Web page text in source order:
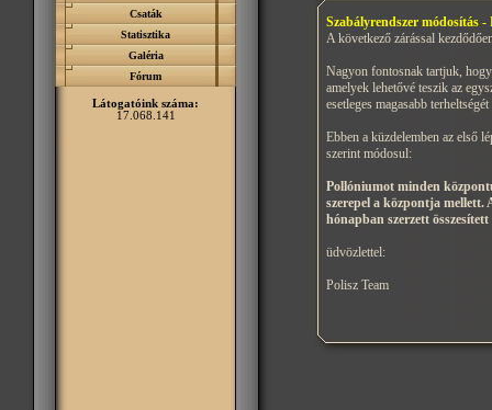
Csaták
Statisztika
Galéria
Fórum
Látogatóink száma:
17.068.141
Szabályrendszer módosítás -
A következő zárással
Nagyon fontosnak tartjuk,
amelyek lehetővé teszik az
esetleges magasabb
Ebben a küzdelemben az első
szerint módosul:
Pollóniumot minden
szerepel a központja mellett.
hónapban szerzett
üdvözlettel:
Polisz Team